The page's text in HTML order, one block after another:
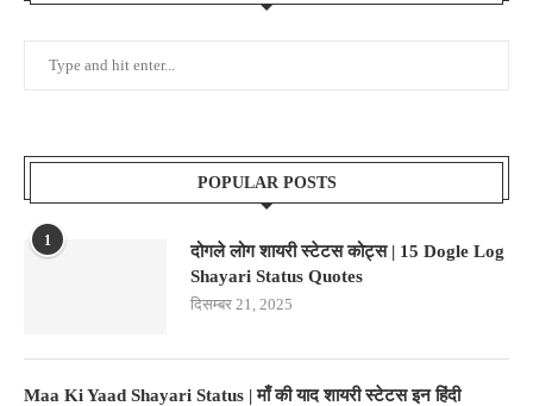
POPULAR POSTS
1
दोगले लोग शायरी स्टेटस कोट्स | 15 Dogle Log
Shayari Status Quotes
दिसम्बर 21, 2025
Maa Ki Yaad Shayari Status | माँ की याद शायरी स्टेटस इन हिंदी